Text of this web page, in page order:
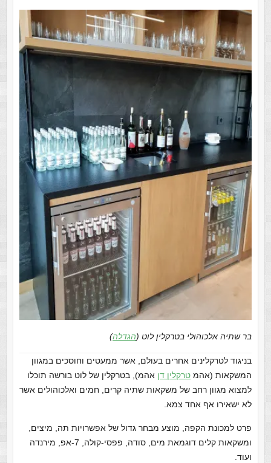
בר שתיה אלכוהולי בטרקלין לוט (הגדלה)
בניגוד לטרקלינים אחרים בעולם, אשר ממעטים וחוסכים במגוון
המשקאות (אהמ טרקלין דן אהמ), בטרקלין של לוט בורשה תוכלו
למצוא מגוון רחב של משקאות שתיה קרים, חמים ואלכוהולים אשר
לא ישאירו אף אחד צמא.
פרט למכונת הקפה, מוצע מבחר גדול של אפשרויות תה, מיצים,
ומשקאות קלים דוגמאת מים, סודה, פפסי-קולה, 7-אפ, מירנדה
ועוד.